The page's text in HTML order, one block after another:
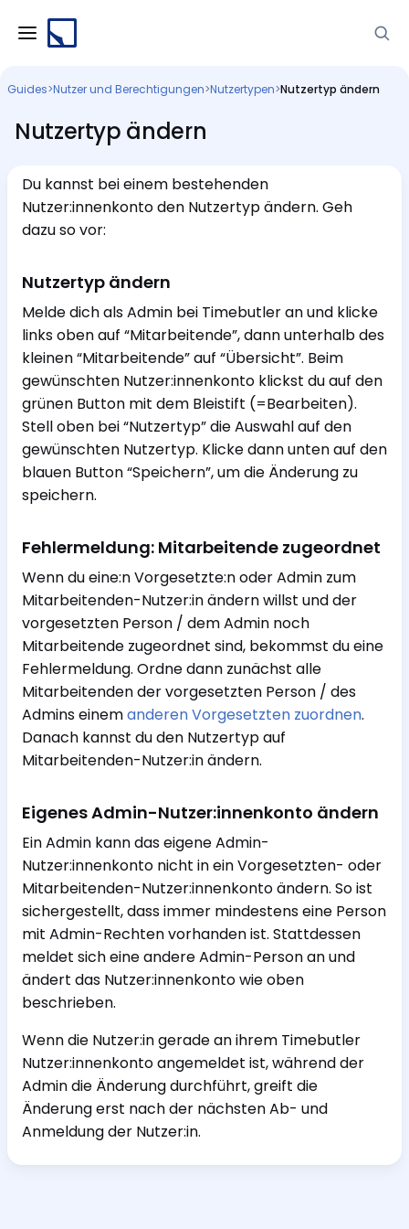
Guides>Nutzer und Berechtigungen>Nutzertypen>Nutzertyp ändern
Nutzertyp ändern
Du kannst bei einem bestehenden
Nutzer:innenkonto den Nutzertyp ändern. Geh
dazu so vor:
Nutzertyp ändern
Melde dich als Admin bei Timebutler an und klicke
links oben auf “Mitarbeitende”, dann unterhalb des
kleinen “Mitarbeitende” auf “Übersicht”. Beim
gewünschten Nutzer:innenkonto klickst du auf den
grünen Button mit dem Bleistift (=Bearbeiten).
Stell oben bei “Nutzertyp” die Auswahl auf den
gewünschten Nutzertyp. Klicke dann unten auf den
blauen Button “Speichern”, um die Änderung zu
speichern.
Fehlermeldung: Mitarbeitende zugeordnet
Wenn du eine:n Vorgesetzte:n oder Admin zum
Mitarbeitenden-Nutzer:in ändern willst und der
vorgesetzten Person / dem Admin noch
Mitarbeitende zugeordnet sind, bekommst du eine
Fehlermeldung. Ordne dann zunächst alle
Mitarbeitenden der vorgesetzten Person / des
Admins einemanderen Vorgesetzten zuordnen.
Danach kannst du den Nutzertyp auf
Mitarbeitenden-Nutzer:in ändern.
Eigenes Admin-Nutzer:innenkonto ändern
Ein Admin kann das eigene Admin-
Nutzer:innenkonto nicht in ein Vorgesetzten- oder
Mitarbeitenden-Nutzer:innenkonto ändern. So ist
sichergestellt, dass immer mindestens eine Person
mit Admin-Rechten vorhanden ist. Stattdessen
meldet sich eine andere Admin-Person an und
ändert das Nutzer:innenkonto wie oben
beschrieben.
Wenn die Nutzer:in gerade an ihrem Timebutler
Nutzer:innenkonto angemeldet ist, während der
Admin die Änderung durchführt, greift die
Änderung erst nach der nächsten Ab- und
Anmeldung der Nutzer:in.